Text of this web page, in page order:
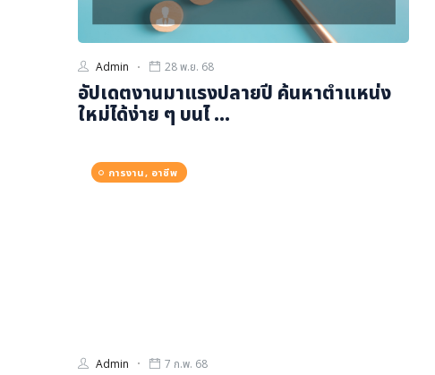
Admin 28 พ.ย. 68
อัปเดตงานมาแรงปลายปี ค้นหาตำแหน่ง
ใหม่ได้ง่าย ๆ บนไ ...
การงาน, อาชีพ
Admin 7 ก.พ. 68